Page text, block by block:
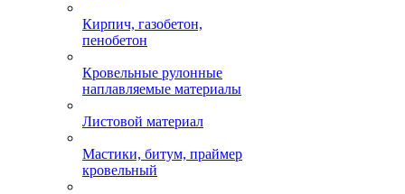
Кирпич, газобетон,
пенобетон
Кровельные рулонные
наплавляемые материалы
Листовой материал
Мастики, битум, праймер
кровельный